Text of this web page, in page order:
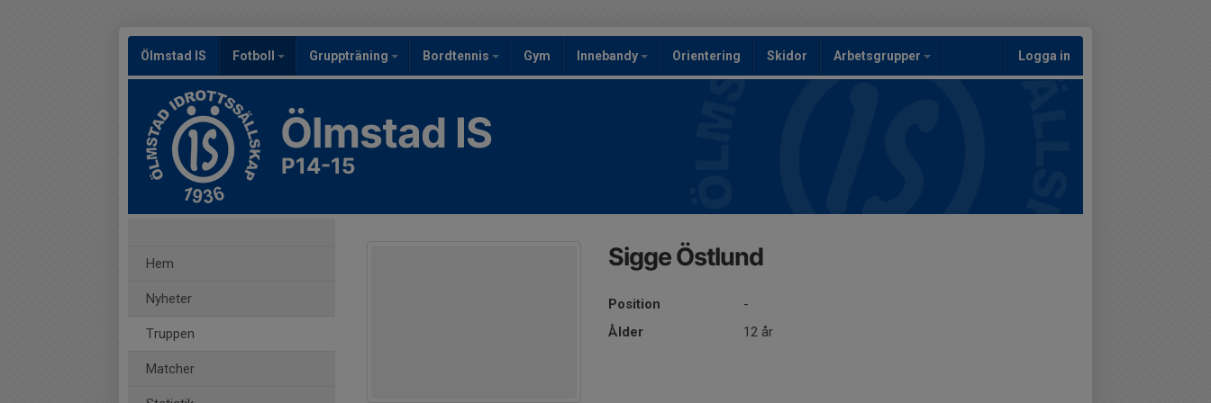
Ölmstad IS Fotboll Gruppträning Bordtennis Gym Innebandy Orientering Skidor Arbetsgrupper Logga in
Ölmstad IS
P14-15
Hem
Nyheter
Truppen
Matcher
Sigge Östlund
Position
-
Ålder
12 år